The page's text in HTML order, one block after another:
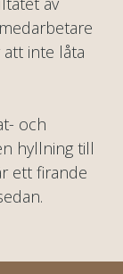
inte låta
och
hyllning till
ett firande